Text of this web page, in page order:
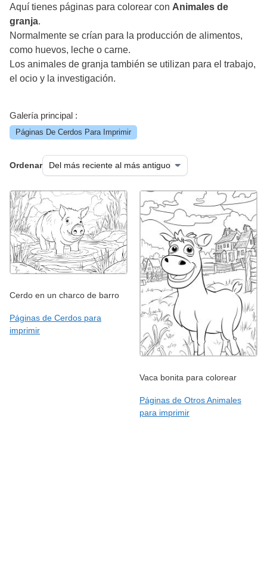
Aquí tienes páginas para colorear con Animales de
granja.
Normalmente se crían para la producción de alimentos,
como huevos, leche o carne.
Los animales de granja también se utilizan para el trabajo,
el ocio y la investigación.
Galería principal :
Páginas De Cerdos Para Imprimir
Ordenar
Cerdo en un charco de barro
Páginas de Cerdos para
imprimir
Vaca bonita para colorear
Páginas de Otros Animales
para imprimir